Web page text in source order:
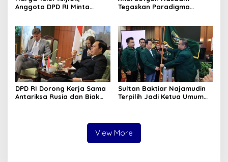
Anggota DPD RI Minta
Tegaskan Paradigma
DPD RI Dorong Kerja Sama
Antariksa Rusia dan Biak
Sultan Baktiar Najamudin
Terpilih Jadi Ketua Umum
View More